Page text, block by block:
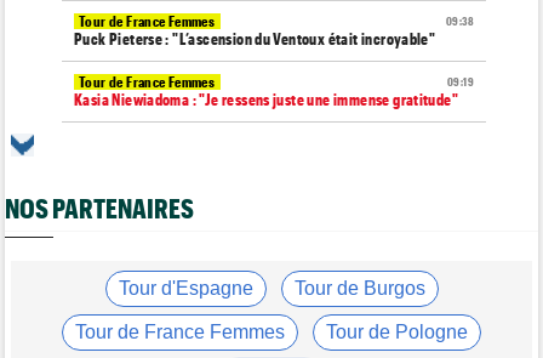
09:38
Tour de France Femmes
Puck Pieterse : "L’ascension du Ventoux était incroyable"
09:19
Tour de France Femmes
Kasia Niewiadoma : "Je ressens juste une immense gratitude"
Transfert
Joe Blackmore devrait rejoindre une armada du WorldTour
Romain Bardet hospitalisé après une chute dans la descente du
Mont Ventoux
08:00
NOS PARTENAIRES
Tour d'Espagne Tour de Burgos
Tour de France Femmes Tour de Pologne